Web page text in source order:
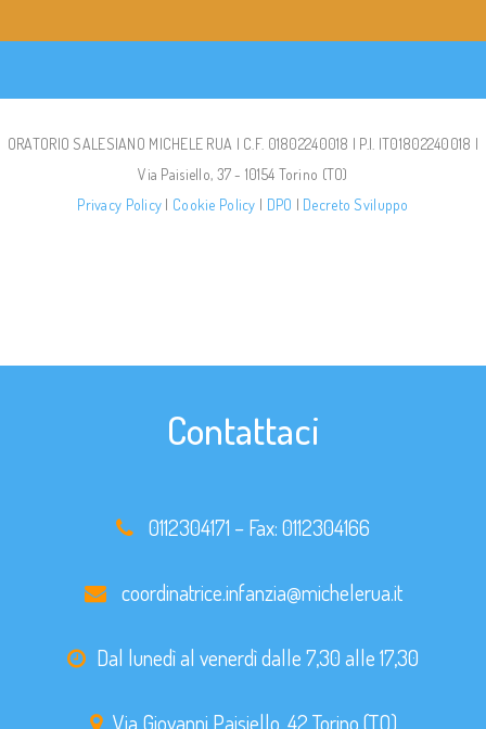
ORATORIO SALESIANO MICHELE RUA | C.F. 01802240018 | P.I. IT01802240018 |
Via Paisiello, 37 - 10154 Torino (TO)
Privacy Policy | Cookie Policy | DPO | Decreto Sviluppo
Contattaci
0112304171 – Fax:0112304166
coordinatrice.infanzia@michelerua.it
Dal lunedì al venerdì dalle 7,30 alle 17,30
Via Giovanni Paisiello, 42 Torino (TO)